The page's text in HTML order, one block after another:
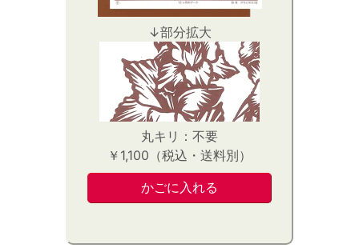
↓部分拡大
丸キリ：不要
￥1,100（税込・送料別）